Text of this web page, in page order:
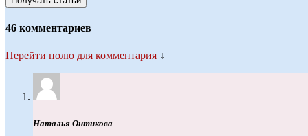
46 комментариев
Перейти полю для комментария ↓
Наталья Онтикова